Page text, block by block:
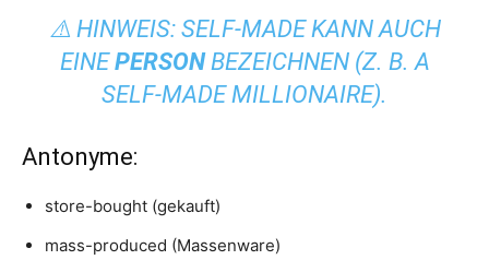
⚠️ HINWEIS: SELF-MADEKANN AUCH
EINEPERSONBEZEICHNEN (Z. B.A
SELF-MADE MILLIONAIRE).
Antonyme:
store-bought (gekauft)
mass-produced (Massenware)